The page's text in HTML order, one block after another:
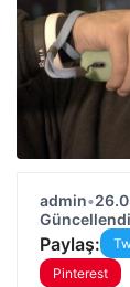
admin•
Paylaş:
Pinterest